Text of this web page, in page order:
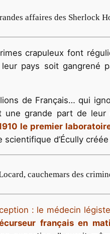
affaires des Sherlock
crapuleux font
pays soit gangrené
de Français… qui
grande part de leur
le premier
d’Écully
cauchemars des
: le médecin
français en